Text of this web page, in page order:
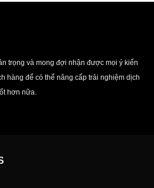
trọng và mong đợi nhận được mọi ý kiến
hàng để có thể nâng cấp trải nghiệm dịch
hơn nữa.